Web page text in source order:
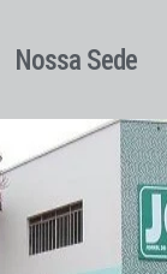
Nossa Sede